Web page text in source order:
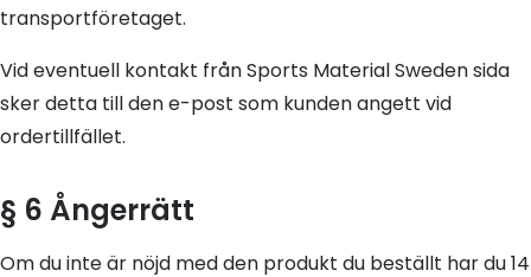
transportföretaget.
Vid eventuell kontakt från Sports Material Sweden sida
sker detta till den e-post som kunden angett vid
ordertillfället.
§ 6 Ångerrätt
Om du inte är nöjd med den produkt du beställt har du 14